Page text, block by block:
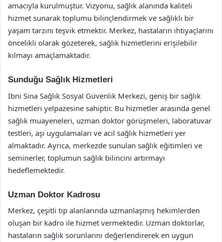
amacıyla kurulmuştur. Vizyonu, sağlık alanında kaliteli
hizmet sunarak toplumu bilinçlendirmek ve sağlıklı bir
yaşam tarzını teşvik etmektir. Merkez, hastaların ihtiyaçlarını
öncelikli olarak gözeterek, sağlık hizmetlerini erişilebilir
kılmayı amaçlamaktadır.
Sunduğu Sağlık Hizmetleri
İbni Sina Sağlık Sosyal Güvenlik Merkezi, geniş bir sağlık
hizmetleri yelpazesine sahiptir. Bu hizmetler arasında genel
sağlık muayeneleri, uzman doktor görüşmeleri, laboratuvar
testleri, aşı uygulamaları ve acil sağlık hizmetleri yer
almaktadır. Ayrıca, merkezde sunulan sağlık eğitimleri ve
seminerler, toplumun sağlık bilincini artırmayı
hedeflemektedir.
Uzman Doktor Kadrosu
Merkez, çeşitli tıp alanlarında uzmanlaşmış hekimlerden
oluşan bir kadro ile hizmet vermektedir. Uzman doktorlar,
hastaların sağlık sorunlarını değerlendirerek en uygun